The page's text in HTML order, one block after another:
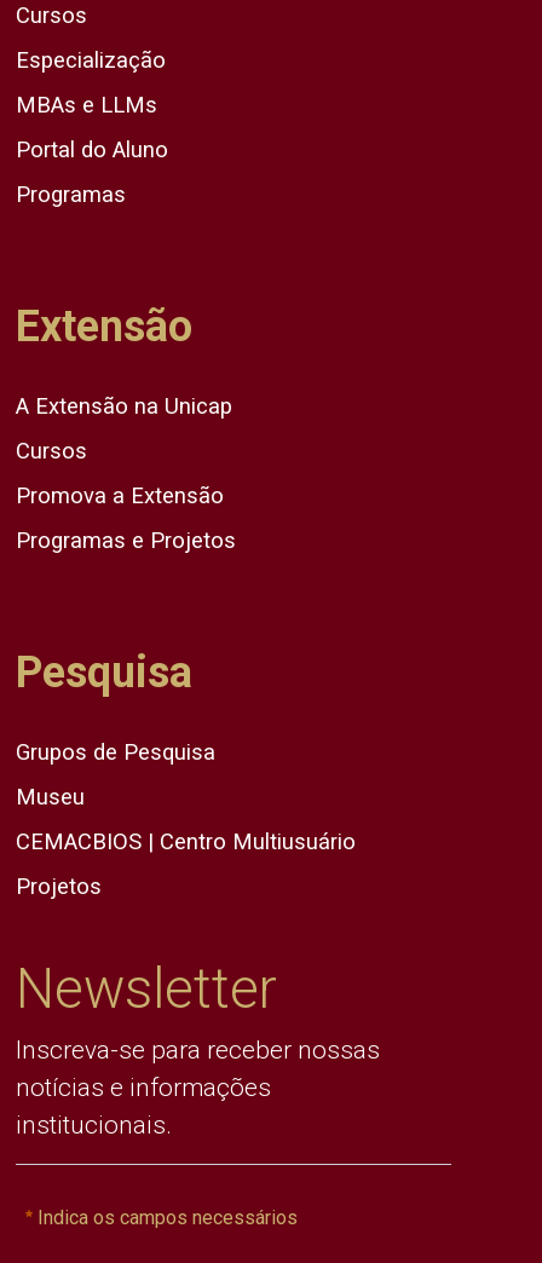
Cursos
Especialização
MBAs e LLMs
Portal do Aluno
Programas
Extensão
A Extensão na Unicap
Cursos
Promova a Extensão
Programas e Projetos
Pesquisa
Grupos de Pesquisa
Museu
CEMACBIOS | Centro Multiusuário
Projetos
Newsletter
Inscreva-se para receber nossas
notícias e informações
institucionais.
Indica os campos necessários